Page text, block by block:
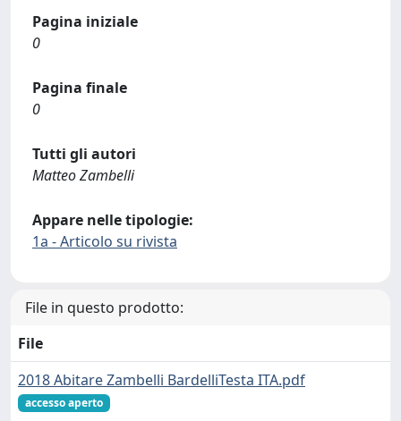
Pagina iniziale
0
Pagina finale
0
Tutti gli autori
Matteo Zambelli
Appare nelle tipologie:
1a - Articolo su rivista
File in questo prodotto:
File
2018 Abitare Zambelli BardelliTesta ITA.pdf
accesso aperto